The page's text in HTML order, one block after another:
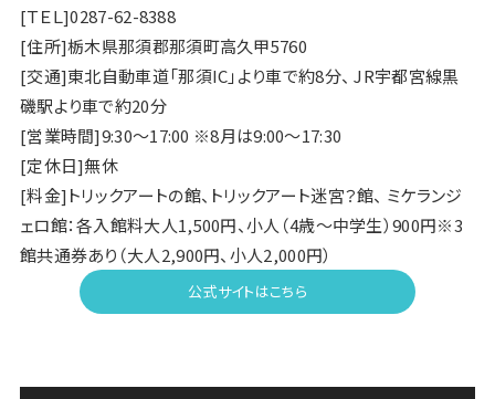
[ＴＥＬ]0287-62-8388
[住所]栃木県那須郡那須町高久甲5760
[交通]東北自動車道「那須IC」より車で約8分、 JR宇都宮線黒
磯駅より車で約20分
[営業時間]9:30〜17:00 ※8月は9:00〜17:30
[定休日]無休
[料金]トリックアートの館、トリックアート迷宮？館、 ミケランジ
ェロ館：各入館料大人1,500円、小人（4歳～中学生）900円※3
館共通券あり（大人2,900円、小人2,000円）
公式サイトはこちら